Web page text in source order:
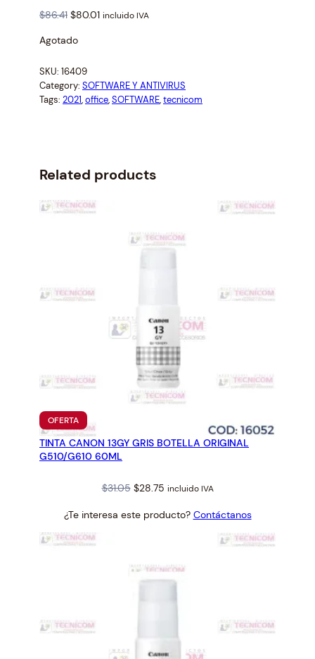
$86.41 O
i
i
n
a
i
e
w
8
$80.01C
n
t
incluido IVA
Agotado
SKU: 16409
Category: SOFTWARE Y ANTIVIRUS
Tags: 2021, office, SOFTWARE, tecnicom
Related products
OFERTAPRODUCTO
EN
OFERTA
TINTA CANON 13GY GRIS BOTELLA ORIGINAL
G510/G610 60ML
$31.05 Original
was:
$28.75Current
is:
incluido IVA
¿Te interesa este producto? Contáctanos